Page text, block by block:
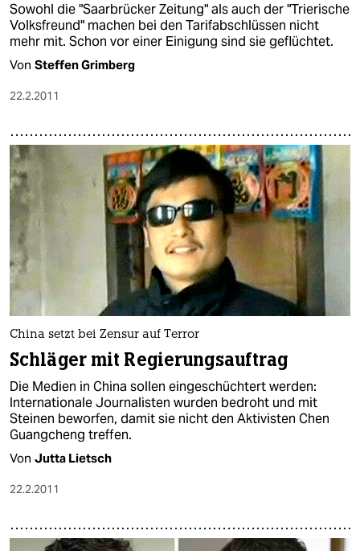
Sowohl die "Saarbrücker Zeitung" als auch der "Trierische
Volksfreund" machen bei den Tarifabschlüssen nicht
mehr mit. Schon vor einer Einigung sind sie geflüchtet.
Von Steffen Grimberg
22.2.2011
China setzt bei Zensur auf Terror
Schläger mit Regierungsauftrag
Die Medien in China sollen eingeschüchtert werden:
Internationale Journalisten wurden bedroht und mit
Steinen beworfen, damit sie nicht den Aktivisten Chen
Guangcheng treffen.
Von Jutta Lietsch
22.2.2011